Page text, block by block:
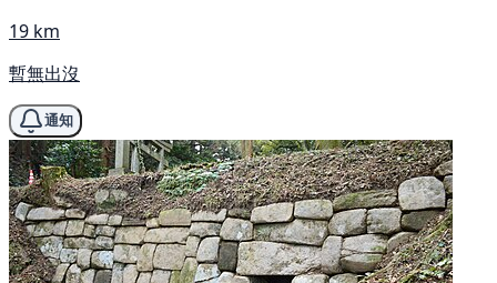
19 km
暫無出沒
通知